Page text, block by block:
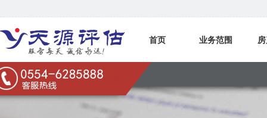
首页 业务范围
联系我们